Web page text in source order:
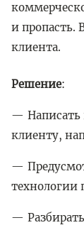
и пропасть.
клиента.
Решение:
клиенту,
технологии